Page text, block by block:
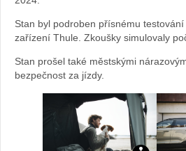
Stan byl podroben přísnému
zařízení Thule. Zkoušky simulovaly
Stan prošel také městskými
bezpečnost za jízdy.